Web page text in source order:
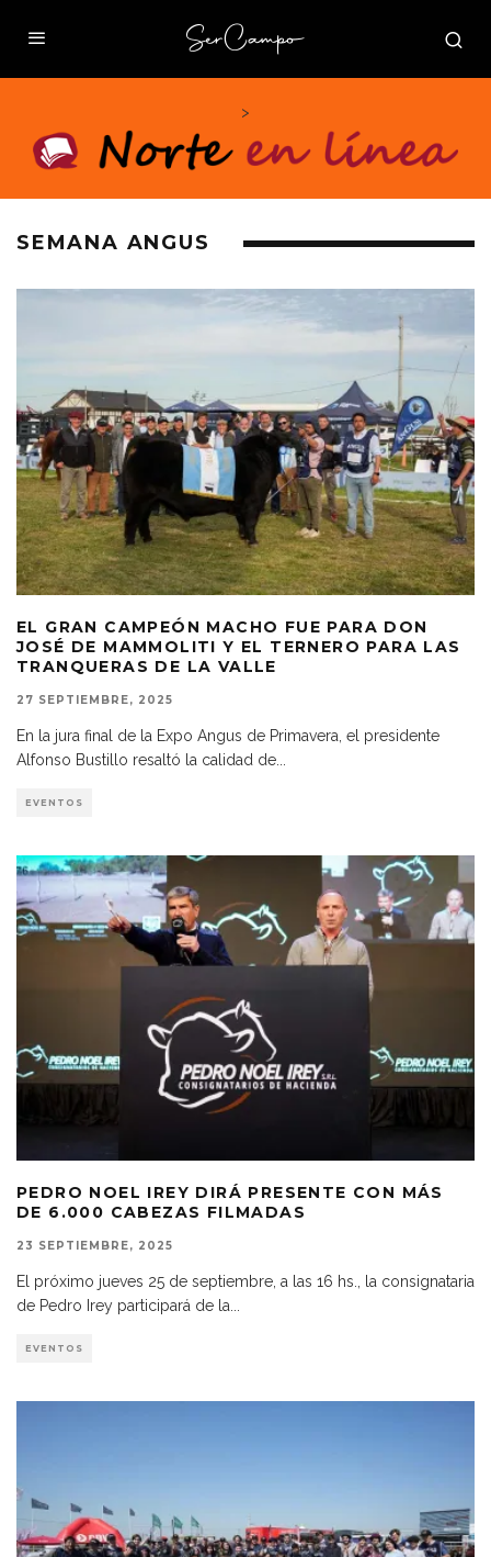
>
SEMANA ANGUS
EL GRAN CAMPEÓN MACHO FUE PARA DON
JOSÉ DE MAMMOLITI Y EL TERNERO PARA LAS
TRANQUERAS DE LA VALLE
27 SEPTIEMBRE, 2025
En la jura final de la Expo Angus de Primavera, el presidente
Alfonso Bustillo resaltó la calidad de
EVENTOS
PEDRO NOEL IREY DIRÁ PRESENTE CON MÁS
DE 6.000 CABEZAS FILMADAS
23 SEPTIEMBRE, 2025
El próximo jueves 25 de septiembre, a las 16 hs., la consignataria
de Pedro Irey participará de la...
EVENTOS